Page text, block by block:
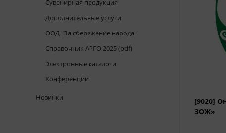
Сувенирная продукция
Дополнительные услуги
ООД "За сбережение народа"
Справочник АРГО 2025 (pdf)
Электронные каталоги
Конференции
Новинки
[9020]
ЗОЖ»